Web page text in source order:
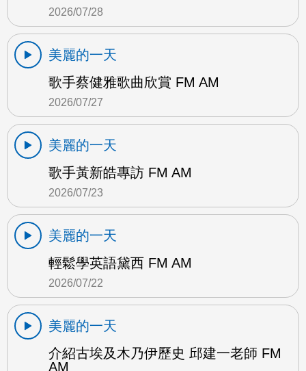
2026/07/28
美麗的一天
歌手蔡健雅歌曲欣賞 FM AM
2026/07/27
美麗的一天
歌手黃新皓專訪 FM AM
2026/07/23
美麗的一天
輕鬆學英語黛西 FM AM
2026/07/22
美麗的一天
介紹古埃及木乃伊歷史 邱建一老師 FM
AM